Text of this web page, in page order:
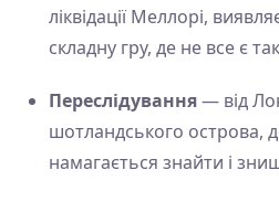
ліквідації Меллорі,
складну гру, де не все є
Переслідування— від
шотландського острова,
намагається знайти і